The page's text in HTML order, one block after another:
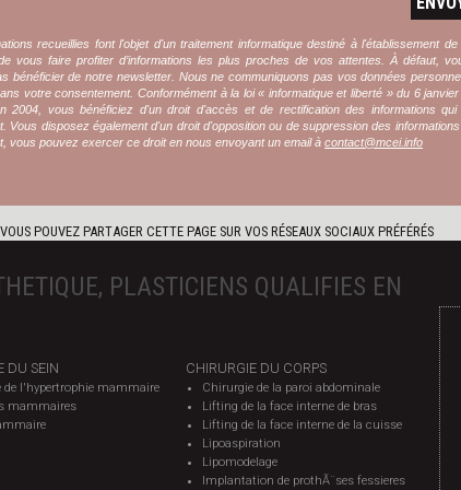
recueillies font l'objet d'un traitement informatique destiné à l'établissement
vous faire profiter d’informations les plus proches de vos attentes. À défaut,
bénéficier de notre newsletter. Nous ne communiquons pas vos données
votre consentement. Conformément à la loi « informatique et liberté » du 6
2004, vous bénéficiez d'un droit d'accès et de rectification des informations
Vous disposez également d'un droit d'opposition ou de suppression des
vous pouvez exercer ce droit en nous envoyant un email à contact@mcei.info
VOUS POUVEZ PARTAGER CETTE PAGE SUR VOS RÉSEAUX SOCIAUX PRÉFÉRÉS
PLASTICIENS QUALIFIES EN
DU SEIN
de l'hypertrophie mammaire
mammaires
CHIRURGIE DU CORPS
Chirurgie de la paroi abdominale
Lifting de la face interne de bras
Lifting de la face interne de la cuisse
Lipoaspiration
Lipomodelage
Implantation de prothÃ¨ses fessieres